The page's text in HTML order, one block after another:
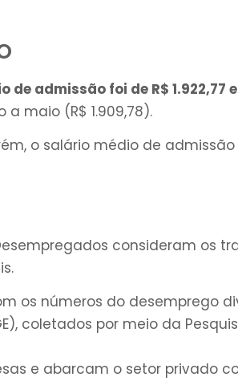
de admissão foi de R$ 1.922,77
maio (R$ 1.909,78).
o salário médio de
consideram os
os números do desemprego
coletados por meio da
e abarcam o setor privado